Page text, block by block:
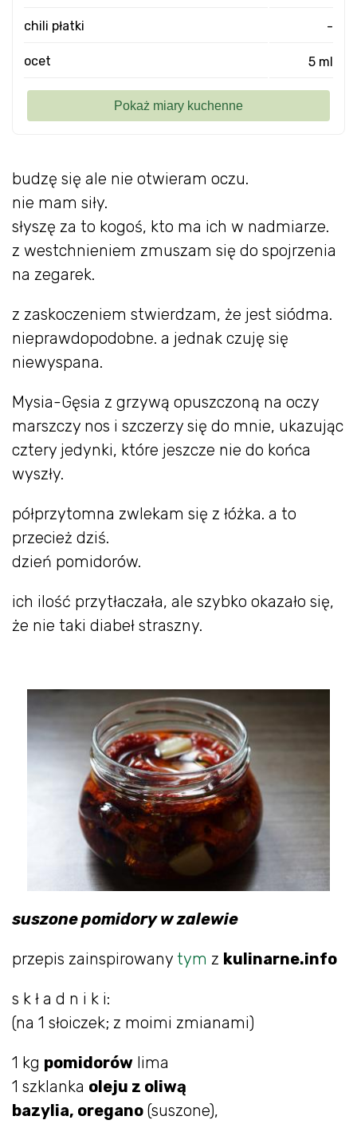
budzę się ale nie otwieram oczu.
nie mam siły.
słyszę za to kogoś, kto ma ich w nadmiarze.
z westchnieniem zmuszam się do spojrzenia
na zegarek.
z zaskoczeniem stwierdzam, że jest siódma.
nieprawdopodobne. a jednak czuję się
niewyspana.
Mysia-Gęsia z grzywą opuszczoną na oczy
marszczy nos i szczerzy się do mnie, ukazując
cztery jedynki, które jeszcze nie do końca
wyszły.
półprzytomna zwlekam się z łóżka. a to
przecież dziś.
dzień pomidorów.
ich ilość przytłaczała, ale szybko okazało się,
że nie taki diabeł straszny.
suszone pomidory w zalewie
przepis zainspirowany tym z kulinarne.info
s k ł a d n i k i:
(na 1 słoiczek; z moimi zmianami)
1 kg pomidorów lima
1 szklanka oleju z oliwą
bazylia, oregano (suszone),
chili płatki -
ocet 5 ml